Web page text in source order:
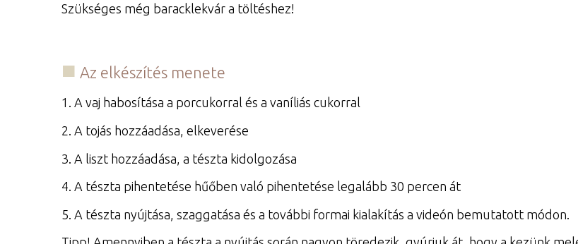
Szükséges még baracklekvár a töltéshez!
Az elkészítés menete
1. A vaj habosítása a porcukorral és a vaníliás cukorral
2. A tojás hozzáadása, elkeverése
3. A liszt hozzáadása, a tészta kidolgozása
4. A tészta pihentetése hűőben való pihentetése legalább 30 percen át
5. A tészta nyújtása, szaggatása és a további formai kialakítás a videón bemutatott módon.